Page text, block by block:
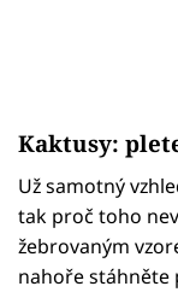
Kaktusy:
Už samotný
tak proč toho
žebrovaným
nahoře stáhněte